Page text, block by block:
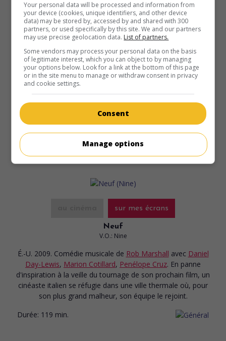
au cinéma sur mes écrans
Return to Cranford
G.-B. 2009. Dramede Simon Curtis avec Judi Dench,Imelda
Staunton
. Dans les années 1840, les
tribulations des habitants d'une petite ville anglaise
confrontée à d'importants changements sociaux.
Durée:
sur mes écrans
Neuf
V.O.: Nine
É.-U. 2009. Comédie musicale de Rob Marshall avec Daniel
Day-Lewis, Marion Cotillard, Penélope Cruz. En panne
d'inspiration à la veille du tournage de son prochain film, un
cinéaste italien se réfugie dans une ville thermale où, pour
son plus grand malheur, son équipe le rejoint.
Durée: 119 min.
Your personal data will be processed and information from
your device (cookies, unique identifiers, and other device
data) may be stored by, accessed by and shared with 300
partners, or used specifically by this site. We and our partners
may use precise geolocation data. List of partners.
Some vendors may process your personal data on the basis
of legitimate interest, which you can object to by managing
your options below. Look for a link at the bottom of this page
or in the site menu to manage or withdraw consent in privacy
and cookie settings.
Consent
Manage options